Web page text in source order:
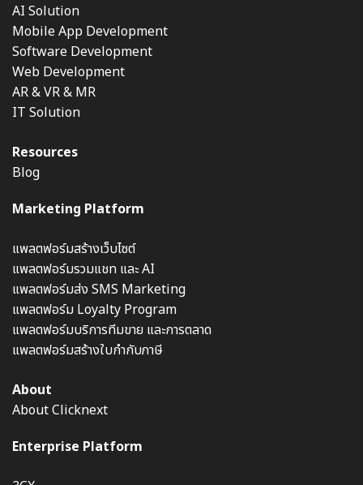
AI Solution
Mobile App Development
Software Development
Web Development
AR & VR & MR
IT Solution
Resources
Blog
Marketing Platform
แพลตฟอร์มสร้างเว็บไซต์
แพลตฟอร์มรวมแชท และ AI
แพลตฟอร์มส่ง SMS Marketing
แพลตฟอร์ม Loyalty Program
แพลตฟอร์มบริการทีมขาย และการตลาด
แพลตฟอร์มสร้างใบกำกับภาษี
About
About Clicknext
Enterprise Platform